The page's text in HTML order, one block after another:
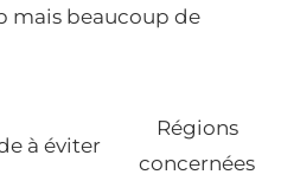
mais beaucoup de
à éviter
Régions
concernées